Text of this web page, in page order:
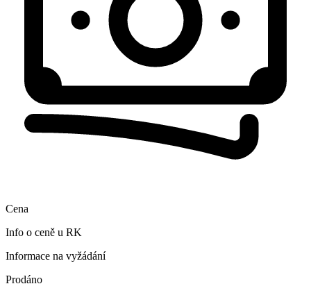
Cena
Info o ceně u RK
Informace na vyžádání
Prodáno